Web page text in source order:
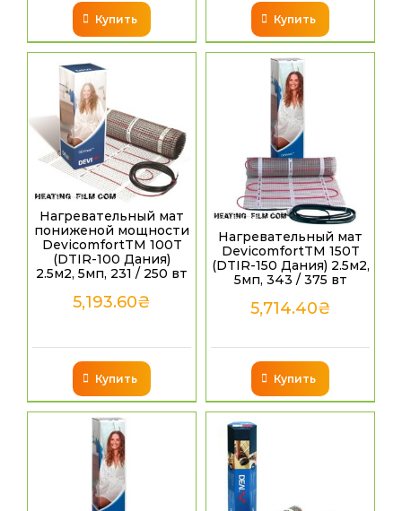
Купить Купить
Нагревательный мат
пониженой мощности
DevicomfortTM 100T
(DTIR-100 Дания)
2.5м2, 5мп, 231 / 250 вт
5,193.60₴
Купить
Нагревательный мат
DevicomfortTM 150T
(DTIR-150 Дания) 2.5м2,
5мп, 343 / 375 вт
5,714.40₴
Купить